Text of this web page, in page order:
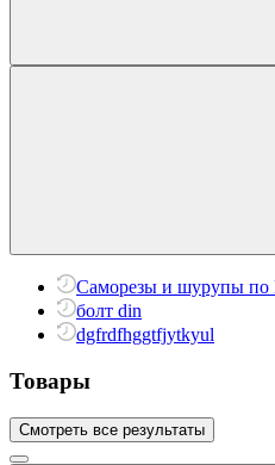
Саморезы и шурупы
болт din
dgfrdfhggtfjytkyul
Товары
Смотреть все результаты